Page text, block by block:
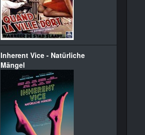
Inherent Vice - Natürliche
Mängel